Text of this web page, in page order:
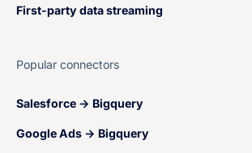
First-party data streaming
Popular connectors
Salesforce → Bigquery
Google Ads → Bigquery